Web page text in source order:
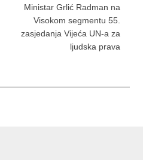
Ministar Grlić Radman na
Visokom segmentu 55.
zasjedanja Vijeća UN-a za
ljudska prava